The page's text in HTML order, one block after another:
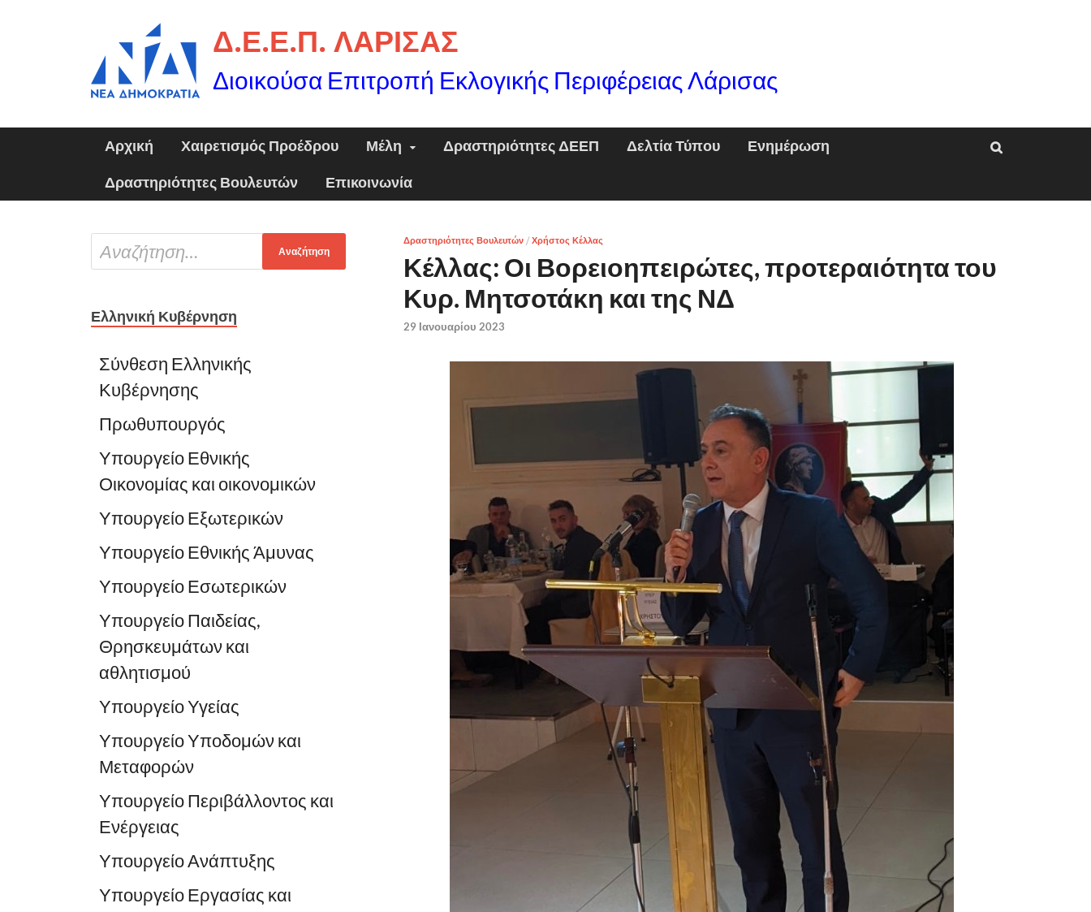
Δ.Ε.Ε.Π. ΛΑΡΙΣΑΣ
Διοικούσα Επιτροπή Εκλογικής Περιφέρειας Λάρισας
Αρχική Χαιρετισμός Προέδρου Μέλη Δραστηριότητες ΔΕΕΠ Δελτία Τύπου Ενημέρωση
Δραστηριότητες Βουλευτών Επικοινωνία
Δραστηριότητες Βουλευτών / Χρήστος Κέλλας
Κέλλας: Οι Βορειοηπειρώτες, προτεραιότητα του
Κυρ. Μητσοτάκη και της ΝΔ
29 Ιανουαρίου 2023
Ελληνική Κυβέρνηση
Σύνθεση Ελληνικής
Κυβέρνησης
Πρωθυπουργός
Υπουργείο Εθνικής
Οικονομίας και οικονομικών
Υπουργείο Εξωτερικών
Υπουργείο Εθνικής Άμυνας
Υπουργείο Εσωτερικών
Υπουργείο Παιδείας,
Θρησκευμάτων και
αθλητισμού
Υπουργείο Υγείας
Υπουργείο Υποδομών και
Μεταφορών
Υπουργείο Περιβάλλοντος και
Ενέργειας
Υπουργείο Ανάπτυξης
Υπουργείο Εργασίας και